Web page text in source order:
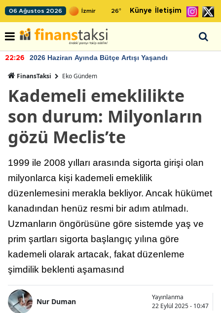
06 Ağustos 2026 26° Künye İletişim
22:26 2026 Haziran Ayında Bütçe Artışı Yaşandı
FinansTaksi Eko Gündem
Kademeli emeklilikte
son durum: Milyonların
gözü Meclis’te
1999 ile 2008 yılları arasında sigorta girişi olan
milyonlarca kişi kademeli emeklilik
düzenlemesini merakla bekliyor. Ancak hükümet
kanadından henüz resmi bir adım atılmadı.
Uzmanların öngörüsüne göre sistemde yaş ve
prim şartları sigorta başlangıç yılına göre
kademeli olarak artacak, fakat düzenleme
şimdilik beklenti aşamasınd
Nur Duman
Yayınlanma
22 Eylül 2025 - 10:47